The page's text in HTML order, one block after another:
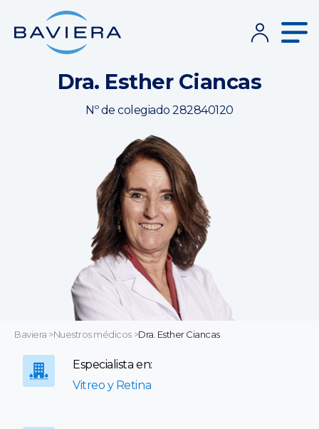
Dra. Esther Ciancas
Nº de colegiado 282840120
Baviera >Nuestros médicos >Dra. Esther Ciancas
Especialista en:
Vitreo y Retina